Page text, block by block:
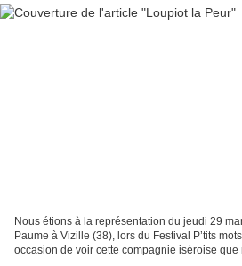
Nous étions à la représentation du jeudi 29
Paume à Vizille (38), lors du Festival P’tits
occasion de voir cette compagnie iséroise